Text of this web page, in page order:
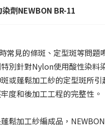
劑NEWBON BR-11
常見的條斑、定型斑等問題
別針對Nylon使用酸性染料
或蓬鬆加工紗的定型斑所
度和後加工工程的完整性。
鬆加工紗編成品，